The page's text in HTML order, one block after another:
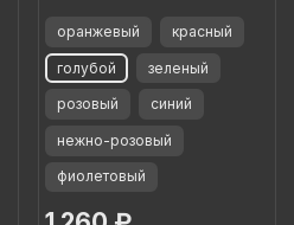
оранжевый красный
голубой зеленый
розовый синий
нежно-розовый
фиолетовый